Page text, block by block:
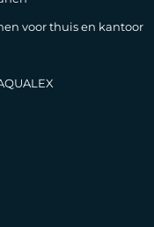
voor thuis en kantoor